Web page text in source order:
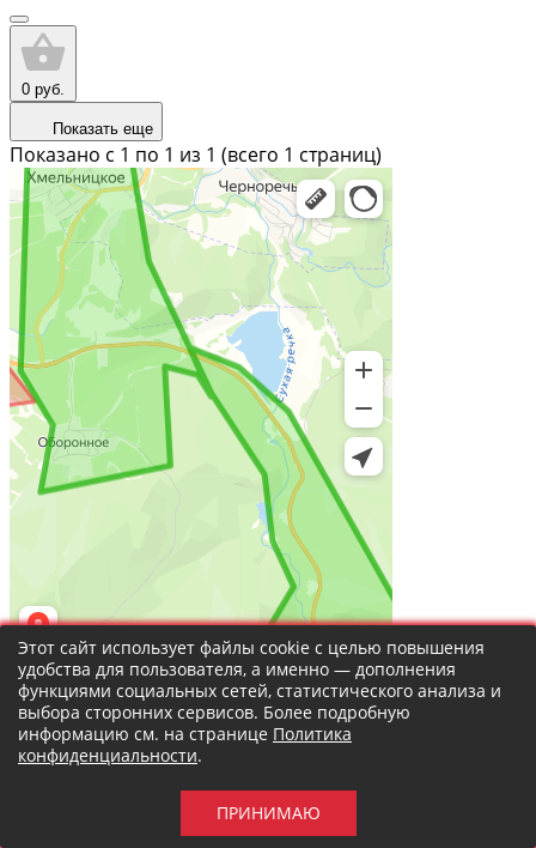
0 руб.
Показать еще
Показано с 1 по 1 из 1 (всего 1 страниц)
Информация
Этот сайт использует файлы cookie с целью повышения
удобства для пользователя, а именно — дополнения
функциями социальных сетей, статистического анализа и
выбора сторонних сервисов. Более подробную
информацию см. на странице Политика
конфиденциальности.
ПРИНИМАЮ